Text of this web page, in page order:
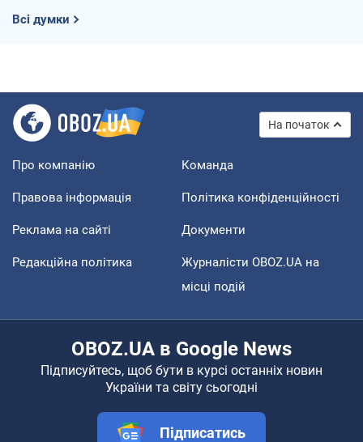
Всі думки
На початок
Про компанію Команда
Правова інформація Політика конфіденційності
Реклама на сайті Документи
Редакційна політика
Журналісти OBOZ.UA на
місці подій
OBOZ.UA в Google News
Підписуйтесь, щоб бути в курсі останніх новин
України та світу сьогодні
Підписатись